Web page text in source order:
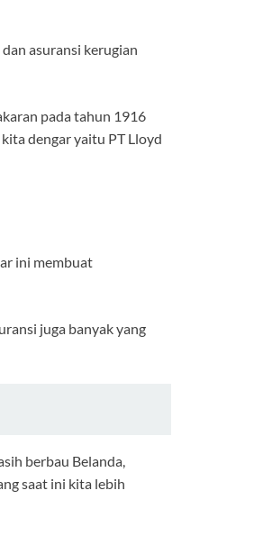
asuransi kerugian
pada tahun 1916
dengar yaitu PT Lloyd
ini membuat
juga banyak yang
berbau Belanda,
saat ini kita lebih